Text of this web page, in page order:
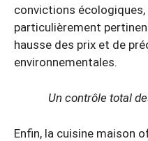
convictions écologiques,
particulièrement
hausse des prix et de
environnementales.
Un contrôle total
Enfin, la cuisine maison